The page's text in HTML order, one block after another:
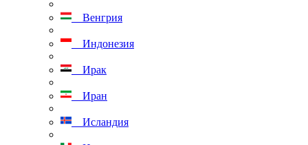
Венгрия
Индонезия
Ирак
Иран
Исландия